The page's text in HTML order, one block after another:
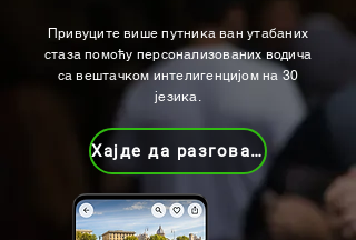
Привуците више путника ван утабаних
стаза помоћу персонализованих водича
са вештачком интелигенцијом на 30
језика.
Хајде да разговарамо